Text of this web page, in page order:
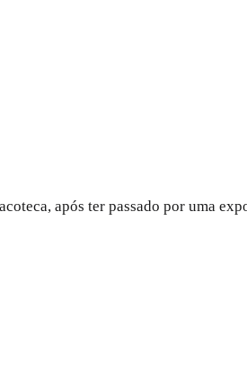
após ter passado por uma